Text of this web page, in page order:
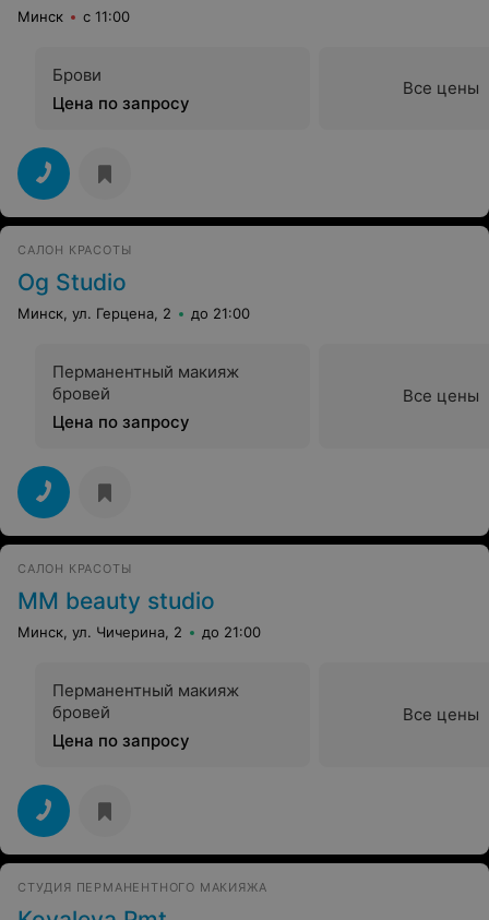
Минск с 11:00
Брови
Цена по запросу
Все цены
САЛОН КРАСОТЫ
Og Studio
Минск, ул. Герцена, 2 до 21:00
Перманентный макияж
бровей
Цена по запросу
Все цены
САЛОН КРАСОТЫ
MM beauty studio
Минск, ул. Чичерина, 2 до 21:00
Перманентный макияж
бровей
Цена по запросу
Все цены
CТУДИЯ ПЕРМАНЕНТНОГО МАКИЯЖА